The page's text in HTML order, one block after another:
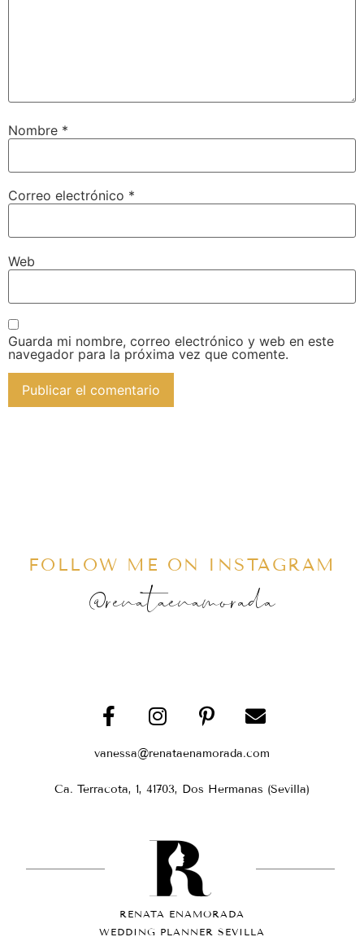
Nombre *
Correo electrónico *
Web
Guarda mi nombre, correo electrónico y web en este
navegador para la próxima vez que comente.
FOLLOW ME ON INSTAGRAM
@renataenamorada
vanessa@renataenamorada.com
Ca. Terracota, 1, 41703, Dos Hermanas (Sevilla)
RENATA ENAMORADA
WEDDING PLANNER SEVILLA